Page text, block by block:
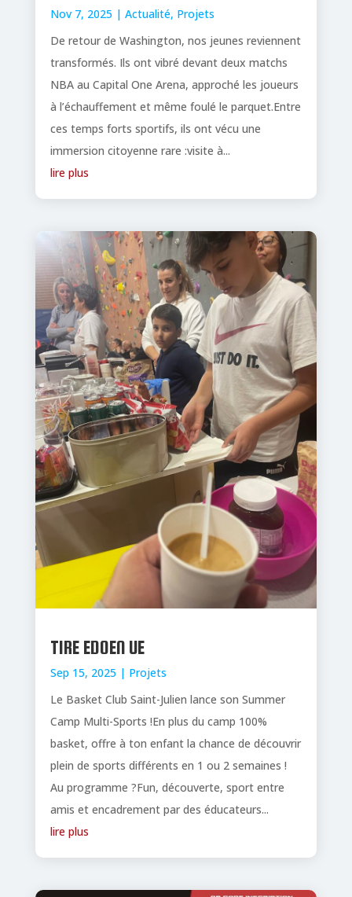
Nov 7, 2025 | Actualité, Projets
De retour de Washington, nos jeunes reviennent
transformés. Ils ont vibré devant deux matchs
NBA au Capital One Arena, approché les joueurs
à l’échauffement et même foulé le parquet.Entre
ces temps forts sportifs, ils ont vécu une
immersion citoyenne rare :visite à...
lire plus
TIRE EDOEN UE
Sep 15, 2025 | Projets
Le Basket Club Saint-Julien lance son Summer
Camp Multi-Sports !En plus du camp 100%
basket, offre à ton enfant la chance de découvrir
plein de sports différents en 1 ou 2 semaines !
Au programme ?Fun, découverte, sport entre
amis et encadrement par des éducateurs...
lire plus